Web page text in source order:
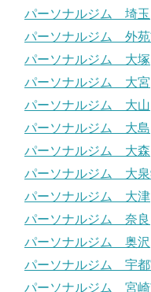
パーソナルジム 埼玉
パーソナルジム 外
パーソナルジム 大塚
パーソナルジム 大宮
パーソナルジム 大山
パーソナルジム 大島
パーソナルジム 大森
パーソナルジム 大泉
パーソナルジム 大津
パーソナルジム 奈良
パーソナルジム 奥沢
パーソナルジム 宇都
パーソナルジム 宮